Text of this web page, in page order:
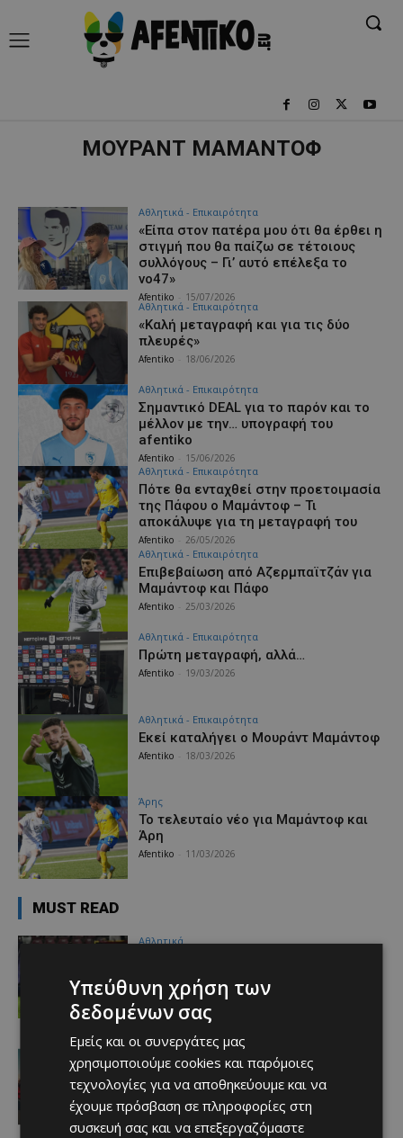
ΜΟΥΡΑΝΤ ΜΑΜΑΝΤΟΦ
Αθλητικά - Επικαιρότητα
«Είπα στον πατέρα μου ότι θα έρθει η
στιγμή που θα παίζω σε τέτοιους
συλλόγους – Γι’ αυτό επέλεξα το
νο47»
Afentiko 15/07/2026
Αθλητικά - Επικαιρότητα
«Καλή μεταγραφή και για τις δύο
πλευρές»
Afentiko 18/06/2026
Αθλητικά - Επικαιρότητα
Σημαντικό DEAL για το παρόν και το
μέλλον με την… υπογραφή του
afentiko
Afentiko 15/06/2026
Αθλητικά - Επικαιρότητα
Πότε θα ενταχθεί στην προετοιμασία
της Πάφου ο Μαμάντοφ – Τι
αποκάλυψε για τη μεταγραφή του
Afentiko 26/05/2026
Αθλητικά - Επικαιρότητα
Επιβεβαίωση από Αζερμπαϊτζάν για
Μαμάντοφ και Πάφο
Afentiko 25/03/2026
Αθλητικά - Επικαιρότητα
Πρώτη μεταγραφή, αλλά…
Afentiko 19/03/2026
Αθλητικά - Επικαιρότητα
Εκεί καταλήγει ο Μουράντ Μαμάντοφ
Afentiko 18/03/2026
Άρης
Το τελευταίο νέο για Μαμάντοφ και
Άρη
Afentiko 11/03/2026
MUST READ
Αθλητικά
προανήγγειλαν οι Ρουμάνοι
Afentiko 08/08/2026
Ειδήσεις
Η Peugeot είναι ο επίσημος
συνεργάτης του Φεστιβάλ
Κινηματογράφου της Βενετίας
Υπεύθυνη χρήση των
δεδομένων σας
Εμείς και οι συνεργάτες μας
χρησιμοποιούμε cookies και παρόμοιες
τεχνολογίες για να αποθηκεύουμε και να
έχουμε πρόσβαση σε πληροφορίες στη
συσκευή σας και να επεξεργαζόμαστε